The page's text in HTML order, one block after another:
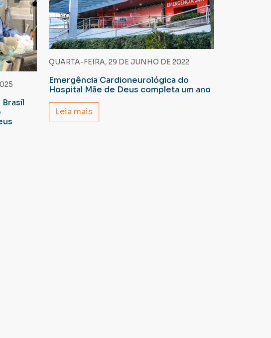
QUARTA-FEIRA, 29 DE JUNHO DE 2022
Emergência Cardioneurológica do
Hospital Mãe de Deus completa um ano
Leia mais